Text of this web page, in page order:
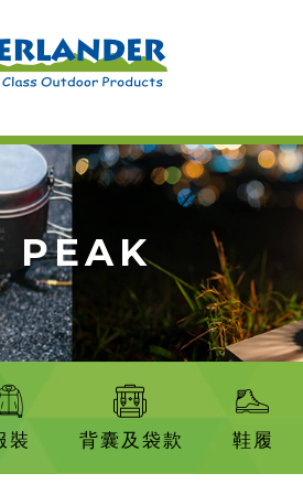
PEAK
裝 背囊及袋款 鞋履